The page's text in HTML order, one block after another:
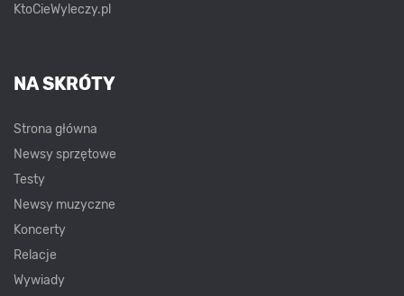
KtoCieWyleczy.pl
NA SKRÓTY
Strona główna
Newsy sprzętowe
Testy
Newsy muzyczne
Koncerty
Relacje
Wywiady